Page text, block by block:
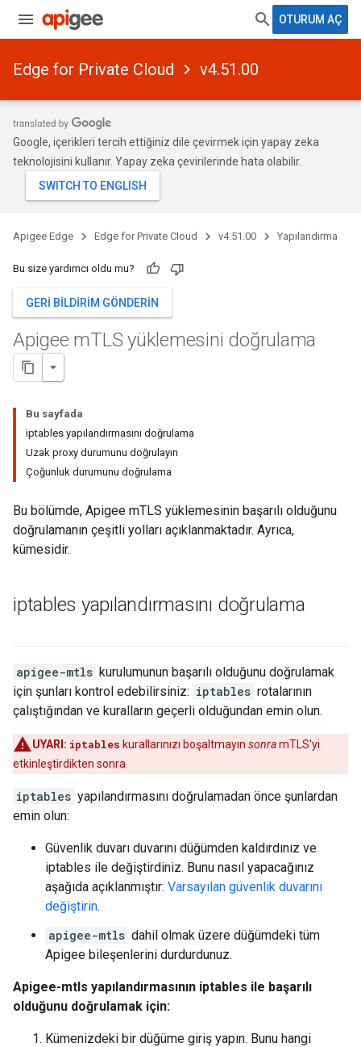
OTURUM AÇ
Edge for Private Cloud v4.51.00
Google, içerikleri tercih ettiğiniz dile çevirmek için yapay zeka
teknolojisini kullanır. Yapay zeka çevirilerinde hata olabilir.
Apigee Edge Edge for Private Cloud v4.51.00 Yapılandırma
Bu size yardımcı oldu mu?
GERI BILDIRIM GÖNDERIN
Apigee mTLS yüklemesini doğrulama
Bu sayfada
iptables yapılandırmasını doğrulama
Uzak proxy durumunu doğrulayın
Çoğunluk durumunu doğrulama
Bu bölümde, Apigee mTLS yüklemesinin başarılı olduğunu
doğrulamanın çeşitli yolları açıklanmaktadır. Ayrıca,
kümesidir.
iptables yapılandırmasını doğrulama
apigee-mtls kurulumunun başarılı olduğunu doğrulamak
için şunları kontrol edebilirsiniz: iptables rotalarının
çalıştığından ve kuralların geçerli olduğundan emin olun.
UYARI: iptables kurallarınızı boşaltmayın sonramTLS'yi
etkinleştirdikten sonra
iptables yapılandırmasını doğrulamadan önce şunlardan
emin olun:
Güvenlik duvarı duvarını düğümden kaldırdınız ve
iptables ile değiştirdiniz. Bunu nasıl yapacağınız
aşağıda açıklanmıştır: Varsayılan güvenlik duvarını
değiştirin.
apigee-mtls dahil olmak üzere düğümdeki tüm
Apigee bileşenlerini durdurdunuz.
Apigee-mtls yapılandırmasının iptables ile başarılı
olduğunu doğrulamak için:
Kümenizdeki bir düğüme giriş yapın. Bunu hangi